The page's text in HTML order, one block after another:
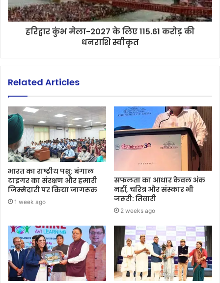
हरिद्वार कुंभ मेला-2027 के लिए 115.61 करोड़ की
धनराशि स्वीकृत
Related Articles
भारत का राष्ट्रीय पशु: बंगाल
टाइगर का संरक्षण और हमारी
जिम्मेदारी पर किया जागरूक
1 week ago
सफलता का आधार केवल अंक
नहीं, चरित्र और संस्कार भी
जरूरी: तिवारी
2 weeks ago